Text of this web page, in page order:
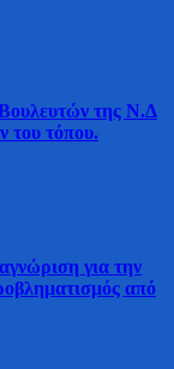
της Ν.Δ
του τόπου.
για την
από